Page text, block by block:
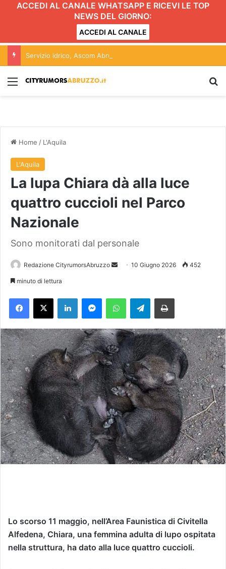
ACCEDI AL CANALE WHATSAPP E RICEVI LE TOP
NEWS DEL GIORNO:
ACCEDI AL CANALE
Menu
Home / L'Aquila
L'Aquila
La lupa Chiara dà alla luce
quattro cuccioli nel Parco
Nazionale
Sono monitorati dal personale
Redazione CityrumorsAbruzzo
a
n
'
e
m
a
i
l
10 Giugno 2026 452
minuto di lettura
Telegram
Lo scorso 11 maggio, nell’Area Faunistica di Civitella
Alfedena, Chiara, una femmina adulta di lupo ospitata
nella struttura, ha dato alla luce quattro cuccioli.